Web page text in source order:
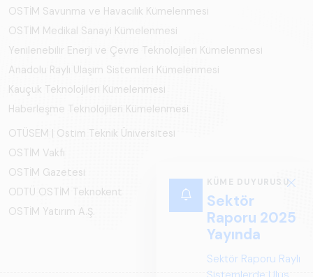
KÜME DUYURUSU
Sektör
Raporu 2025
Yayında
Sektör Raporu Raylı
OSTİM Savunma ve Havacılık Kümelenmesi
OSTİM Medikal Sanayi Kümelenmesi
Yenilenebilir Enerji ve Çevre Teknolojileri Kümelenmesi
Anadolu Raylı Ulaşım Sistemleri Kümelenmesi
Kauçuk Teknolojileri Kümelenmesi
Haberleşme Teknolojileri Kümelenmesi
OTÜSEM | Ostim Teknik Üniversitesi
OSTİM Vakfı
OSTİM Gazetesi
ODTÜ OSTİM Teknokent
OSTİM Yatırım A.Ş.